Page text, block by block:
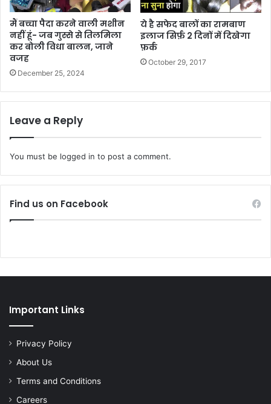
मैं बच्चा पैदा करने वाली मशीन
नहीं हूं- जब गुस्से से तिलमिला
कर बोली विधा बालन, जाने
वजह
December 25, 2024
ये है सफेद बालों का रामबाण
इलाज सिर्फ़ 2 दिनों में दिखेगा
फ़र्क
October 29, 2017
Leave a Reply
You must be logged in to post a comment.
Find us on Facebook
Important Links
Privacy Policy
About Us
Terms and Conditions
Careers